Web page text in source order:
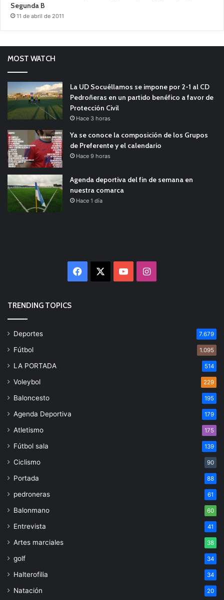
Segunda B
11 de abril de 2011
MOST WATCH
La UD Socuéllamos se impone por 2-1 al CD
Pedroñeras en un partido benéfico a favor de
Protección Civil
Hace 3 horas
Ya se conoce la composición de los Grupos
de Preferente y el calendario
Hace 9 horas
Agenda deportiva del fin de semana en
nuestra comarca
Hace 1 día
Facebook YouTubeInstagram
TRENDING TOPICS
Deportes 7.679
Fútbol 1.095
LA PORTADA 514
Voleybol 229
Baloncesto 195
Agenda Deportiva 179
Atletismo 175
Fútbol sala 139
Ciclismo 90
Portada 88
pedroneras 61
Balonmano 60
Entrevista 41
Artes marciales 38
golf 34
Halterofilia 34
Natación 20